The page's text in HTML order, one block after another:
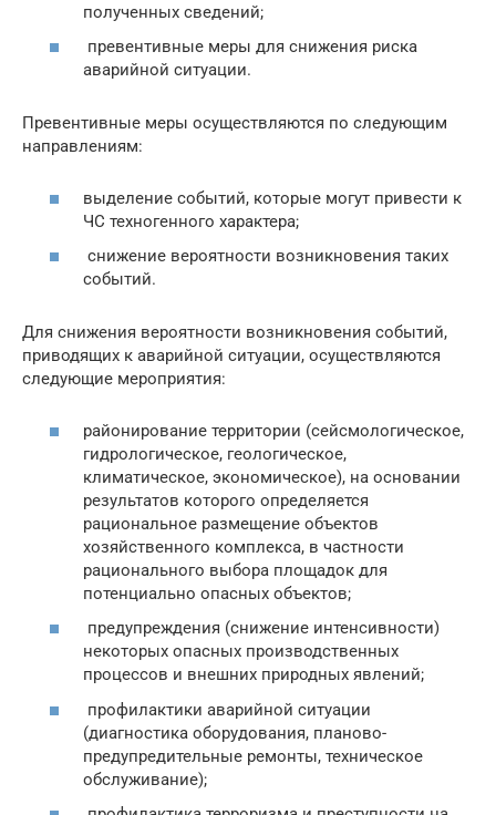
полученных сведений;
превентивные меры для снижения риска
аварийной ситуации.
Превентивные меры осуществляются по следующим
направлениям:
выделение событий, которые могут привести к
ЧС техногенного характера;
снижение вероятности возникновения таких
событий.
Для снижения вероятности возникновения событий,
приводящих к аварийной ситуации, осуществляются
следующие мероприятия:
районирование территории (сейсмологическое,
гидрологическое, геологическое,
климатическое, экономическое), на основании
результатов которого определяется
рациональное размещение объектов
хозяйственного комплекса, в частности
рационального выбора площадок для
потенциально опасных объектов;
предупреждения (снижение интенсивности)
некоторых опасных производственных
процессов и внешних природных явлений;
профилактики аварийной ситуации
(диагностика оборудования, планово-
предупредительные ремонты, техническое
обслуживание);